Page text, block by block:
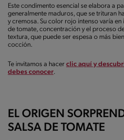
Este condimento esencial se elabora a
generalmente maduros, que se trituran
y cremosa. Su color rojo intenso varía
de tomate, concentración y el proceso
textura, que puede ser espesa o más
cocción.
Te invitamos a hacer clic aquí y
debes conocer.
EL ORIGEN
SALSA DE TOMATE